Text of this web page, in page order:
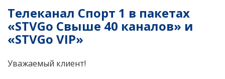
Телеканал Спорт 1 в пакетах
«STVGo Свыше 40 каналов» и
«STVGo VIP»
Уважаемый клиент!